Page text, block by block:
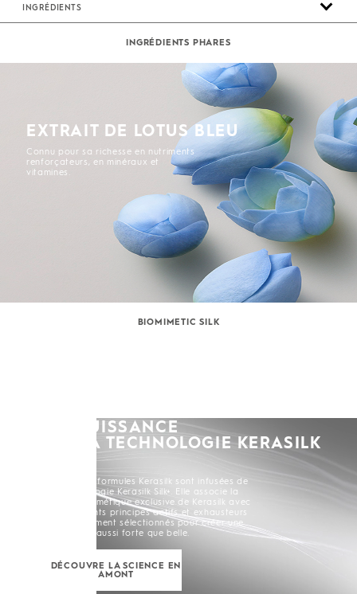
INGRÉDIENTS
INGRÉDIENTS PHARES
EXTRAIT DE LOTUS BLEU
Connu pour sa richesse en nutriments
renforçateurs, en minéraux et
vitamines.
BIOMIMETIC SILK
LA PUISSANCE
DE LA TECHNOLOGIE KERASILK
Toutes les formules Kerasilk sont infusées de
la Technologie Kerasilk Silk+. Elle associe la
Soie Biomimétique exclusive de Kerasilk avec
de puissants principes actifs et exhausteurs
soigneusement sélectionnés pour créer une
chevelure aussi forte que belle.
DÉCOUVRE LA SCIENCE EN
AMONT